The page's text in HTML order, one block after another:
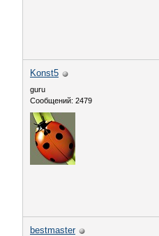
Konst5
guru
Сообщений: 2479
bestmaster